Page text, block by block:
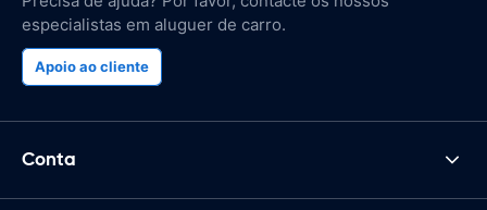
especialistas em aluguer de carro.
Apoio ao cliente
Conta